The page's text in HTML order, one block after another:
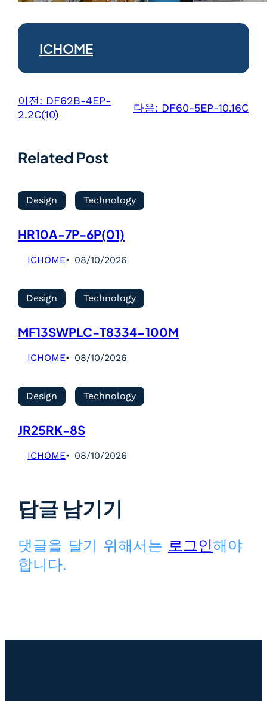
ICHOME
이전: DF62B-4EP-
2.2C(10)
다음: DF60-5EP-10.16C
Related Post
Design Technology
HR10A-7P-6P(01)
ICHOME 08/10/2026
Design Technology
MF13SWPLC-T8334-100M
ICHOME 08/10/2026
Design Technology
JR25RK-8S
ICHOME 08/10/2026
답글 남기기
댓글을 달기 위해서는 로그인해야
합니다.